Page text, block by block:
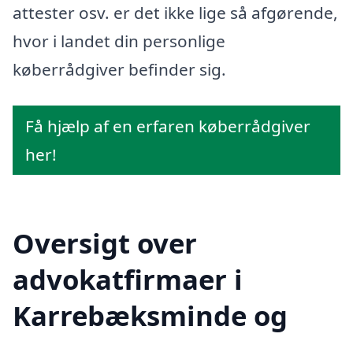
attester osv. er det ikke lige så afgørende,
hvor i landet din personlige
køberrådgiver befinder sig.
Få hjælp af en erfaren køberrådgiver
her!
Oversigt over
advokatfirmaer i
Karrebæksminde og